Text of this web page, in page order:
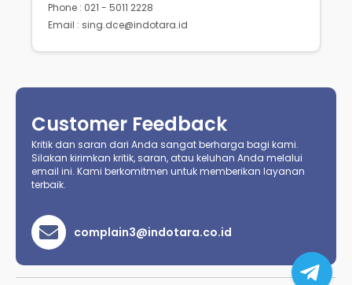
Phone : 021 - 5011 2228
Email : sing.dce@indotara.id
Customer Feedback
Kritik dan saran dari Anda sangat berharga bagi kami.
Silakan kirimkan kritik, saran, atau keluhan Anda melalui
email ini. Kami berkomitmen untuk memberikan layanan
terbaik.
complain3@indotara.co.id